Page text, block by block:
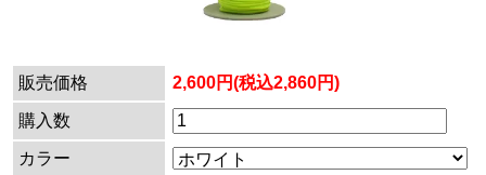
販売価格 2,600円(税込2,860円)
購入数
カラー